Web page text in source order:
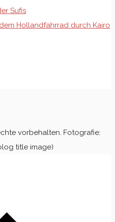
Sufis
Hollandfahrrad durch Kairo
vorbehalten. Fotografie:
title image)